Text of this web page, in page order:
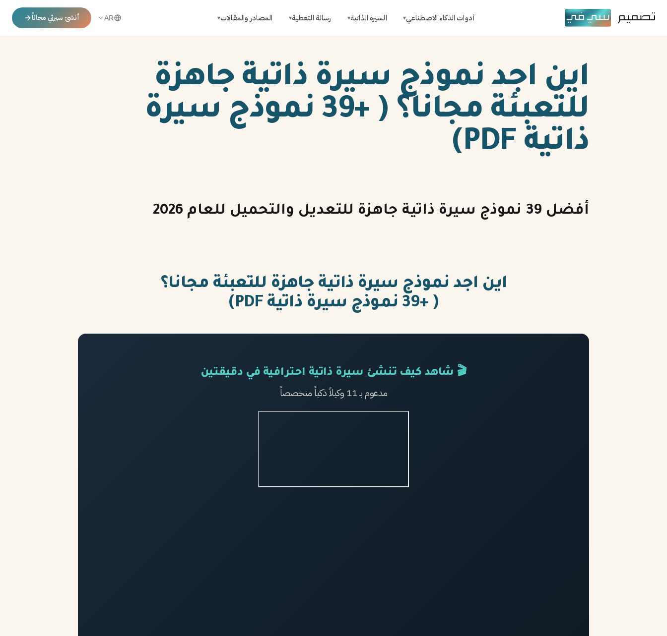
أدوات الذكاء الاصطناعي▾ السيرة الذاتية▾ رسالة التغطية▾ المصادر والمقالات▾
AR أنشئ سيرتي مجاناً
اين اجد نموذج سيرة ذاتية جاهزة
للتعبئة مجانا؟ ( +39 نموذج سيرة
ذاتية PDF)
أفضل 39 نموذج سيرة ذاتية جاهزة للتعديل والتحميل للعام 2026
اين اجد نموذج سيرة ذاتية جاهزة للتعبئة مجانا؟
( +39 نموذج سيرة ذاتية PDF)
🎬 شاهد كيف تنشئ سيرة ذاتية احترافية في دقيقتين
مدعوم بـ 11 وكيلاً ذكياً متخصصاً